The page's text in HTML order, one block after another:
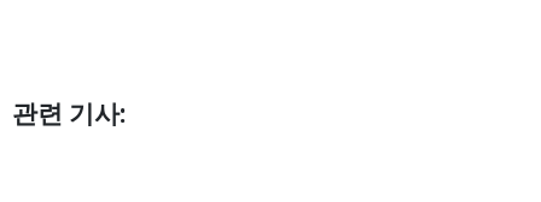
관련 기사: